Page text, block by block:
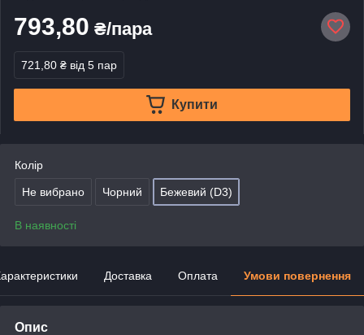
793,80 ₴/пара
721,80 ₴ від 5 пар
Купити
Колір
Не вибрано Чорний Бежевий (D3)
В наявності
Доставка Оплата Умови повернення
Опис